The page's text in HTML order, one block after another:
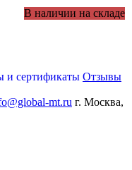
и сертификаты Отзывы
mt.ru г. Москва,
В наличии на складе